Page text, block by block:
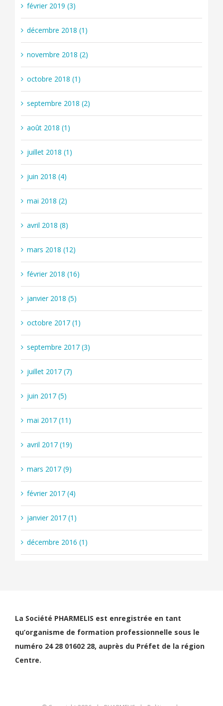
février 2019 (3)
décembre 2018 (1)
novembre 2018 (2)
octobre 2018 (1)
septembre 2018 (2)
août 2018 (1)
juillet 2018 (1)
juin 2018 (4)
mai 2018 (2)
avril 2018 (8)
mars 2018 (12)
février 2018 (16)
janvier 2018 (5)
octobre 2017 (1)
septembre 2017 (3)
juillet 2017 (7)
juin 2017 (5)
mai 2017 (11)
avril 2017 (19)
mars 2017 (9)
février 2017 (4)
janvier 2017 (1)
décembre 2016 (1)
La Société PHARMELIS est enregistrée en tant
qu’organisme de formation professionnelle sous le
numéro 24 28 01602 28, auprès du Préfet de la région
Centre.